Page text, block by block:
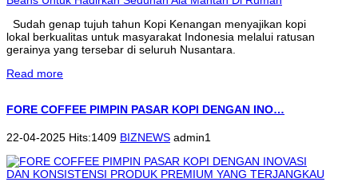
Sudah genap tujuh tahun Kopi Kenangan menyajikan kopi
lokal berkualitas untuk masyarakat Indonesia melalui ratusan
gerainya yang tersebar di seluruh Nusantara.
Read more
FORE COFFEE PIMPIN PASAR KOPI DENGAN INO…
22-04-2025 Hits:1409 BIZNEWS admin1